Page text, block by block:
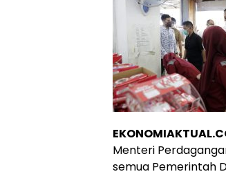
Menteri
semua Pemerintah